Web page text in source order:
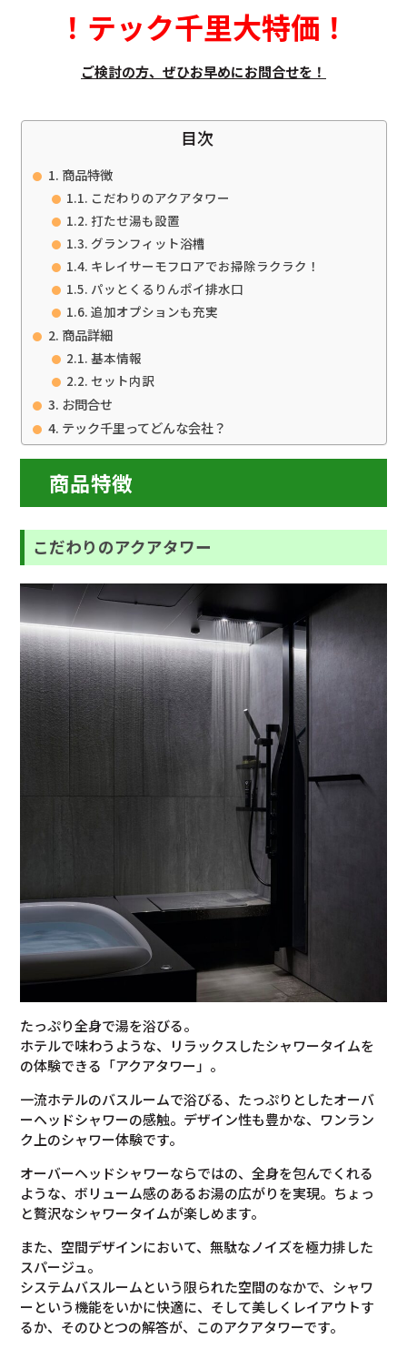
！ テック千里大特価 ！
ご検討の方、ぜひお早めにお問合せを！
目次
商品特徴
こだわりのアクアタワー
打たせ湯も設置
グランフィット浴槽
キレイサーモフロアでお掃除ラクラク！
パッとくるりんポイ排水口
追加オプションも充実
商品詳細
基本情報
セット内訳
お問合せ
テック千里ってどんな会社？
商品特徴
こだわりのアクアタワー
たっぷり全身で湯を浴びる。
ホテルで味わうような、リラックスしたシャワータイムを
の体験できる「アクアタワー」。
一流ホテルのバスルームで浴びる、たっぷりとしたオーバ
ーヘッドシャワーの感触。デザイン性も豊かな、ワンラン
ク上のシャワー体験です。
オーバーヘッドシャワーならではの、全身を包んでくれる
ような、ボリューム感のあるお湯の広がりを実現。ちょっ
と贅沢なシャワータイムが楽しめます。
また、空間デザインにおいて、無駄なノイズを極力排した
スパージュ。
システムバスルームという限られた空間のなかで、シャワ
ーという機能をいかに快適に、そして美しくレイアウトす
るか、そのひとつの解答が、このアクアタワーです。